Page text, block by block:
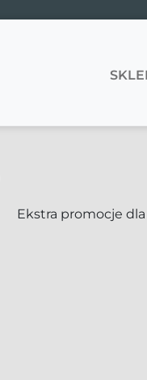
Ekstra promocje